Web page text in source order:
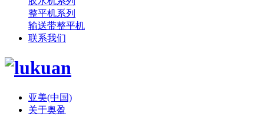
整平机系列
输送带整平机
联系我们
亚美(中国)
关于奥盈